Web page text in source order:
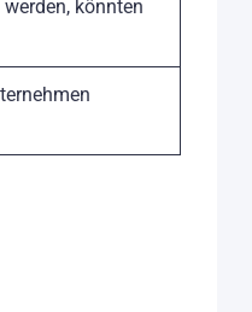
könnten